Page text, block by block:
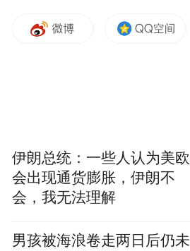
伊朗总统：一些人认为美欧
会出现通货膨胀，伊朗不
会，我无法理解
男孩被海浪卷走两日后仍未